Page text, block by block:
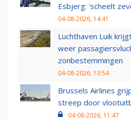
Esbjerg: 'scheelt
04-08-2026, 14:41
Luchthaven Luik
weer
zonbestemmingen
04-08-2026, 13:54
Brussels Airlines
streep door
04-08-2026, 11:47